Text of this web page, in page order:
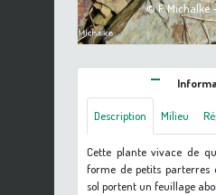
© F. Michalke -
Description Milieu
Cette plante vivace de
forme de petits parterres
sol portent un feuillage